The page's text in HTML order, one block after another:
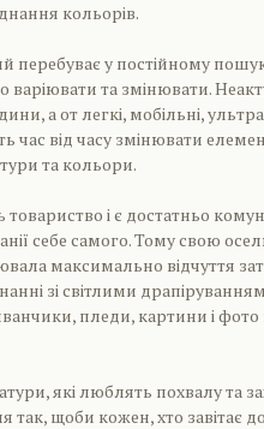
кольорів.
перебуває у постійному
варіювати та змінювати.
а от легкі, мобільні,
час від часу змінювати
та кольори.
і є достатньо
себе самого. Тому свою
максимально відчуття
зі світлими
пледи, картини і фото
які люблять похвалу та
щоби кожен, хто завітає